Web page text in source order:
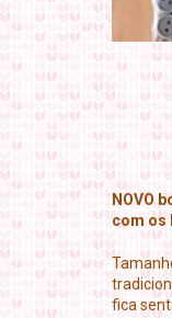
NOVO
com os
fica